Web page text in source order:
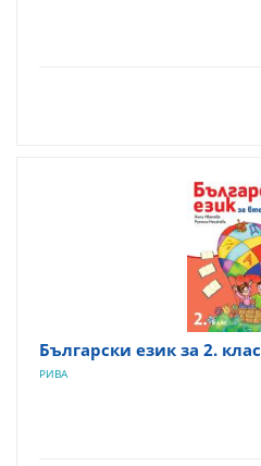
Български език за 2. клас
РИВА